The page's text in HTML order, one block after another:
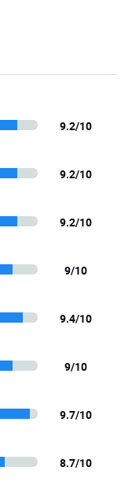
9.2/10
9.2/10
9.2/10
9/10
9.4/10
9/10
9.7/10
8.7/10